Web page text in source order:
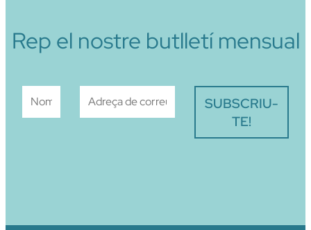
Rep el nostre butlletí mensual